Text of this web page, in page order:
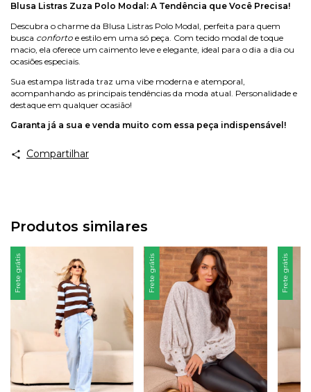
Blusa Listras Zuza Polo Modal: A Tendência que Você Precisa!
Descubra o charme da Blusa Listras Polo Modal, perfeita para quem
busca conforto e estilo em uma só peça. Com tecido modal de toque
macio, ela oferece um caimento leve e elegante, ideal para o dia a dia ou
ocasiões especiais.
Sua estampa listrada traz uma vibe moderna e atemporal,
acompanhando as principais tendências da moda atual. Personalidade e
destaque em qualquer ocasião!
Garanta já a sua e venda muito com essa peça indispensável!
Compartilhar
Produtos similares
Frete grátis Frete grátis Frete grátis